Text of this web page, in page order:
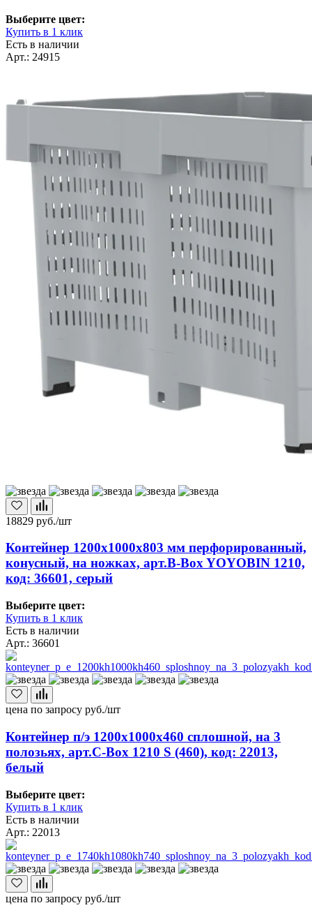
Выберите цвет:
Купить в 1 клик
Есть в наличии
Арт.: 24915
18829 руб./шт
Контейнер 1200х1000х803 мм перфорированный,
конусный, на ножках, арт.B-Box YOYOBIN 1210,
код: 36601, серый
Выберите цвет:
Купить в 1 клик
Есть в наличии
Арт.: 36601
цена по запросу руб./шт
Контейнер п/э 1200х1000х460 сплошной, на 3
полозьях, арт.C-Box 1210 S (460), код: 22013,
белый
Выберите цвет:
Купить в 1 клик
Есть в наличии
Арт.: 22013
цена по запросу руб./шт